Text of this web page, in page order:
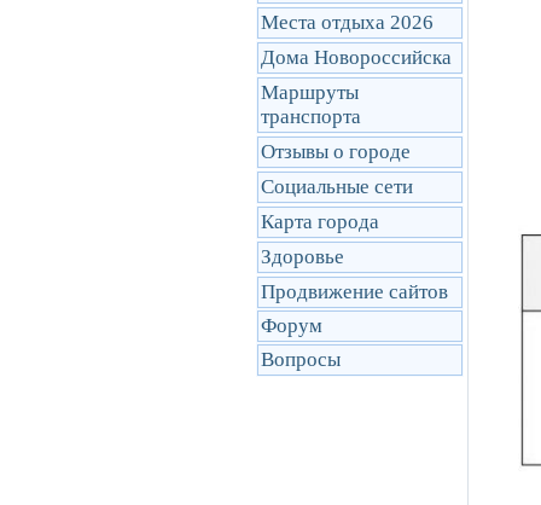
Места отдыха 2026
Дома Новороссийска
Маршруты
транcпорта
Отзывы о городе
Социальные сети
Карта города
Здоровье
Продвижение сайтов
Форум
Вопросы